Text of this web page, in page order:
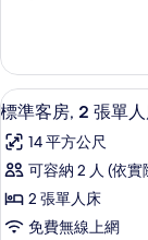
準
雙
人
床,
無
障
礙
1
張
標
雙
人
無
障
顯
示
標
準
客
7
標準客房, 2 張單
14 平方公尺
可容納 2 人 (依
2 張單人床
免費無線上網